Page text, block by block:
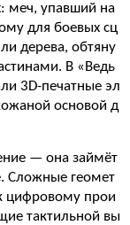
меч, упавший на
для боевых сц
дерева, обтяну
В «Ведь
3D-печатные эл
основой д
— она займёт
Сложные геомет
цифровому прои
тактильной вы